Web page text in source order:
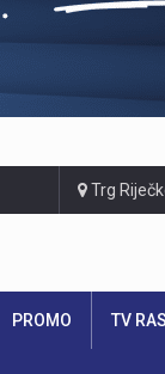
Trg
PROMO TV